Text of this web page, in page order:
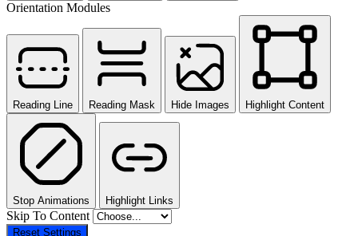
Orientation Modules
Reading Line Reading Mask Hide Images Highlight Content
Stop Animations Highlight Links
Skip To Content
Reset Settings